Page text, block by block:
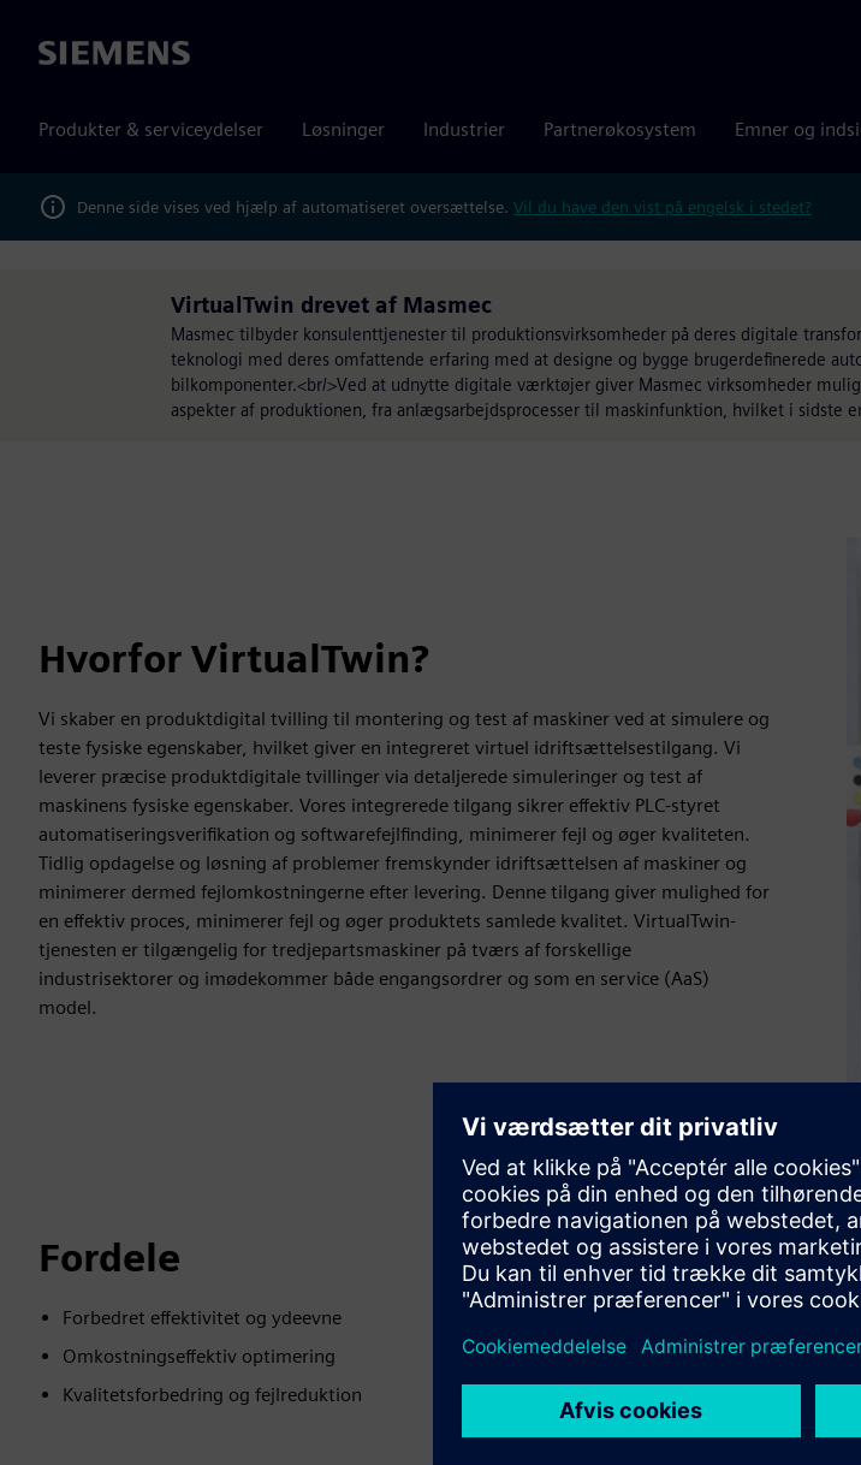
Siemens
Produkter & serviceydelser Løsninger Industrier Partnerøkosystem Emner og
Denne side vises ved hjælp af automatiseret oversættelse. Vil du have den vist på engelsk i stedet?
VirtualTwin drevet af Masmec
Masmec tilbyder konsulenttjenester til produktionsvirksomheder på deres digitale
teknologi med deres omfattende erfaring med at designe og bygge brugerdefinerede
bilkomponenter.<br/>Ved at udnytte digitale værktøjer giver Masmec virksomheder
aspekter af produktionen, fra anlægsarbejdsprocesser til maskinfunktion, hvilket i sidste
Hvorfor VirtualTwin?
Vi skaber en produktdigital tvilling til montering og test af maskiner ved at simulere og
teste fysiske egenskaber, hvilket giver en integreret virtuel idriftsættelsestilgang. Vi
leverer præcise produktdigitale tvillinger via detaljerede simuleringer og test af
maskinens fysiske egenskaber. Vores integrerede tilgang sikrer effektiv PLC-styret
automatiseringsverifikation og softwarefejlfinding, minimerer fejl og øger kvaliteten.
Tidlig opdagelse og løsning af problemer fremskynder idriftsættelsen af maskiner og
minimerer dermed fejlomkostningerne efter levering. Denne tilgang giver mulighed for
en effektiv proces, minimerer fejl og øger produktets samlede kvalitet. VirtualTwin-
tjenesten er tilgængelig for tredjepartsmaskiner på tværs af forskellige
industrisektorer og imødekommer både engangsordrer og som en service (AaS)
model.
Fordele
Forbedret effektivitet og ydeevne
Omkostningseffektiv optimering
Kvalitetsforbedring og fejlreduktion